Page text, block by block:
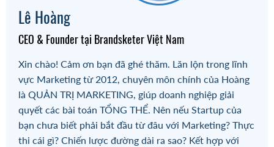
#thiết kế website bán hàng
#tên miền website
#cách seo website lên google
#seo website cơ bản #seo website google
#seo website hiệu quả
Lê Hoàng
CEO & Founder tại Brandsketer Việt Nam
Xin chào! Cảm ơn bạn đã ghé thăm. Lăn lộn trong lĩnh
vực Marketing từ 2012, chuyên môn chính của Hoàng
là QUẢN TRỊ MARKETING, giúp doanh nghiệp giải
quyết các bài toán TỔNG THỂ. Nên nếu Startup của
bạn chưa biết phải bắt đầu từ đâu với Marketing? Thực
thi cái gì? Chiến lược đường dài ra sao? Kết hợp với